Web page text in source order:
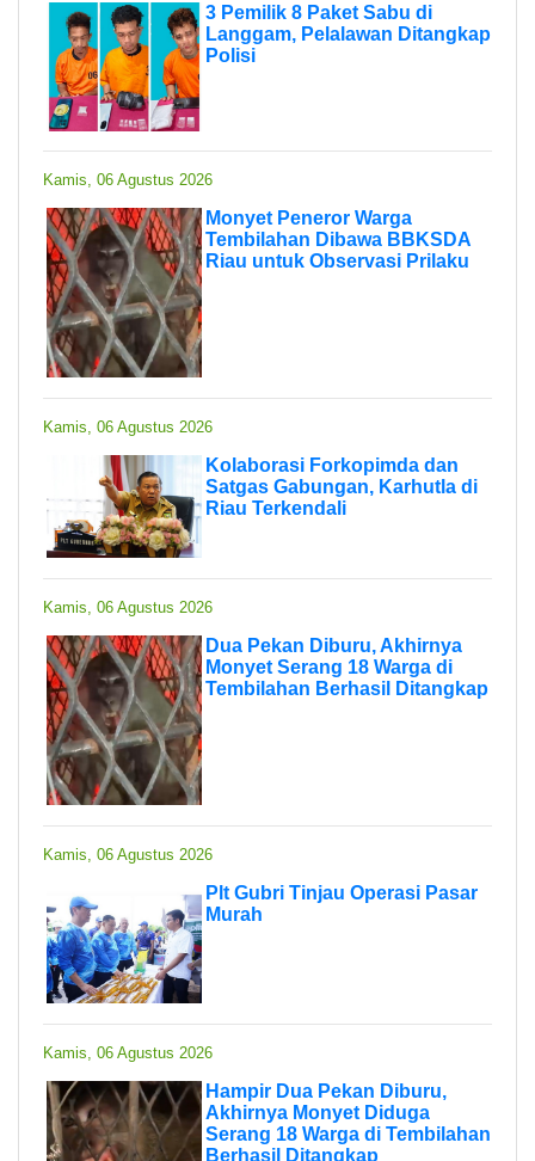
3 Pemilik 8 Paket Sabu di
Langgam, Pelalawan Ditangkap
Polisi
Kamis, 06 Agustus 2026
Monyet Peneror Warga
Tembilahan Dibawa BBKSDA
Riau untuk Observasi Prilaku
Kamis, 06 Agustus 2026
Kolaborasi Forkopimda dan
Satgas Gabungan, Karhutla di
Riau Terkendali
Kamis, 06 Agustus 2026
Dua Pekan Diburu, Akhirnya
Monyet Serang 18 Warga di
Tembilahan Berhasil Ditangkap
Kamis, 06 Agustus 2026
Plt Gubri Tinjau Operasi Pasar
Murah
Kamis, 06 Agustus 2026
Hampir Dua Pekan Diburu,
Akhirnya Monyet Diduga
Serang 18 Warga di Tembilahan
Berhasil Ditangkap